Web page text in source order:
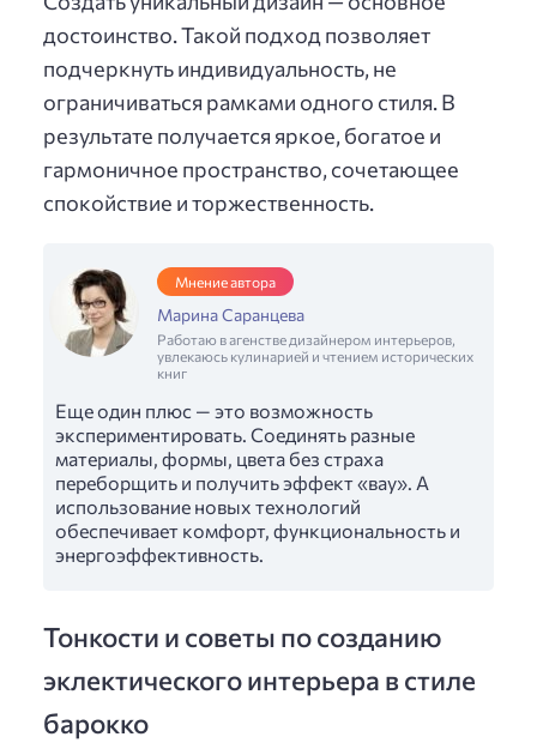
достоинство. Такой подход позволяет
подчеркнуть индивидуальность, не
ограничиваться рамками одного стиля. В
результате получается яркое, богатое и
гармоничное пространство, сочетающее
спокойствие и торжественность.
Мнение автора
Марина Саранцева
Работаю в агенстве дизайнером интерьеров,
увлекаюсь кулинарией и чтением исторических
книг
Еще один плюс — это возможность
экспериментировать. Соединять разные
материалы, формы, цвета без страха
переборщить и получить эффект «вау». А
использование новых технологий
обеспечивает комфорт, функциональность и
энергоэффективность.
Тонкости и советы по созданию
эклектического интерьера в стиле
барокко